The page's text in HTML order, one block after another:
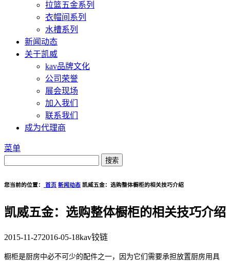
拉篮五金系列
衣帽间系列
水槽系列
新闻动态
关于凯威
kav品牌文化
公司荣誉
展会现场
加入我们
联系我们
成为代理商
菜单
您当前的位置： 首页 新闻动态 凯威五金：选购整体橱柜的相关技巧介绍
凯威五金：选购整体橱柜的相关技巧介绍
2015-11-272016-05-18kav铰链
橱柜是厨房中必不可少的配件之一，因为它们需要承担放置厨房用具